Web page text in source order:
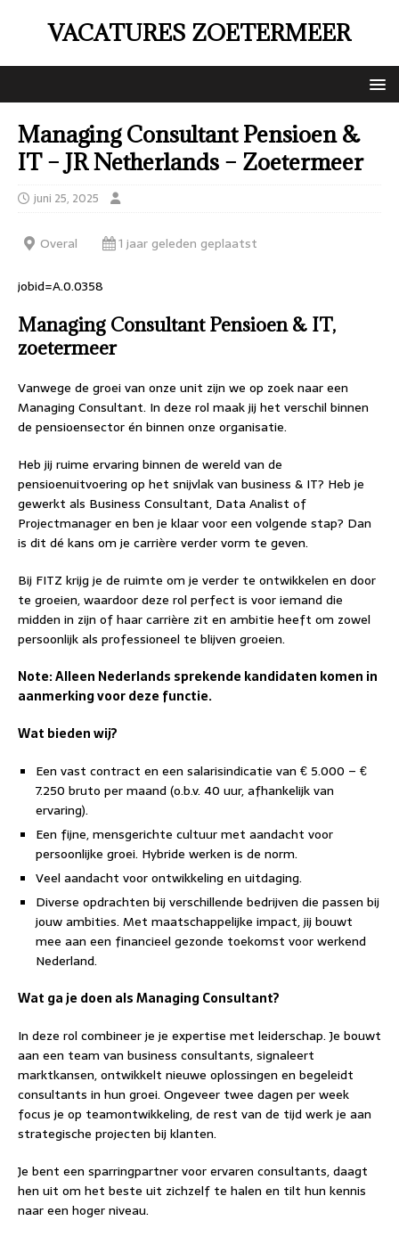
VACATURES ZOETERMEER
Managing Consultant Pensioen &
IT – JR Netherlands – Zoetermeer
juni 25, 2025
Overal 1 jaar geleden geplaatst
jobid=A.0.0358
Managing Consultant Pensioen & IT,
zoetermeer
Vanwege de groei van onze unit zijn we op zoek naar een
Managing Consultant. In deze rol maak jij het verschil binnen
de pensioensector én binnen onze organisatie.
Heb jij ruime ervaring binnen de wereld van de
pensioenuitvoering op het snijvlak van business & IT? Heb je
gewerkt als Business Consultant, Data Analist of
Projectmanager en ben je klaar voor een volgende stap? Dan
is dit dé kans om je carrière verder vorm te geven.
Bij FITZ krijg je de ruimte om je verder te ontwikkelen en door
te groeien, waardoor deze rol perfect is voor iemand die
midden in zijn of haar carrière zit en ambitie heeft om zowel
persoonlijk als professioneel te blijven groeien.
Note: Alleen Nederlands sprekende kandidaten komen in
aanmerking voor deze functie.
Wat bieden wij?
Een vast contract en een salarisindicatie van € 5.000 – €
7.250 bruto per maand (o.b.v. 40 uur, afhankelijk van
ervaring).
Een fijne, mensgerichte cultuur met aandacht voor
persoonlijke groei. Hybride werken is de norm.
Veel aandacht voor ontwikkeling en uitdaging.
Diverse opdrachten bij verschillende bedrijven die passen bij
jouw ambities. Met maatschappelijke impact, jij bouwt
mee aan een financieel gezonde toekomst voor werkend
Nederland.
Wat ga je doen als Managing Consultant?
In deze rol combineer je je expertise met leiderschap. Je bouwt
aan een team van business consultants, signaleert
marktkansen, ontwikkelt nieuwe oplossingen en begeleidt
consultants in hun groei. Ongeveer twee dagen per week
focus je op teamontwikkeling, de rest van de tijd werk je aan
strategische projecten bij klanten.
Je bent een sparringpartner voor ervaren consultants, daagt
hen uit om het beste uit zichzelf te halen en tilt hun kennis
naar een hoger niveau.